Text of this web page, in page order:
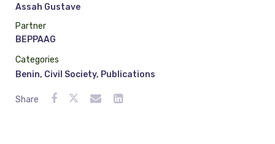
Assah Gustave
Partner
BEPPAAG
Categories
Benin, Civil Society, Publications
Share